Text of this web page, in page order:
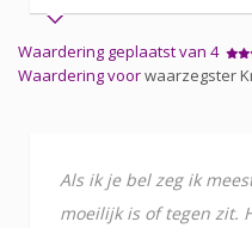
Waardering geplaatst van 4
Waardering voorwaarzegster
Als ik je bel zeg ik
moeilijk is of tegen zit.